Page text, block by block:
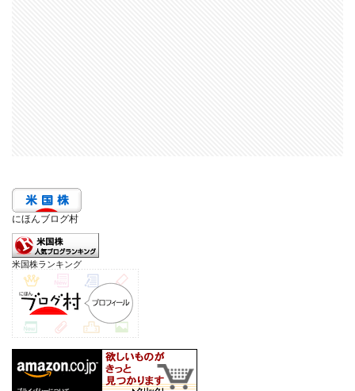
にほんブログ村
米国株ランキング